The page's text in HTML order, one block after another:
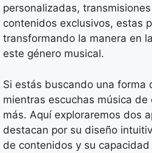
personalizadas,
contenidos exclusivos, estas
transformando la manera en
este género musical.
Si estás buscando una forma
mientras escuchas música
más. Aquí exploraremos dos
destacan por su diseño
de contenidos y su